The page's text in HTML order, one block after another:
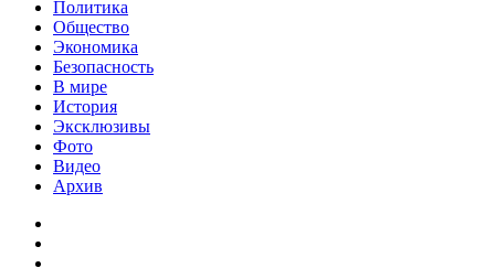
Политика
Общество
Экономика
Безопасность
В мире
История
Эксклюзивы
Фото
Видео
Архив